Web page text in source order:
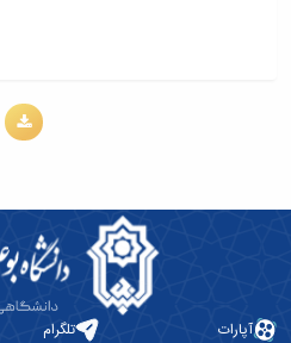
لیلا کاشی، مزدشت گیتی، مجید پدرام
آپارات تلگرام